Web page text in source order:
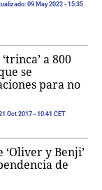
09 May 2022 - 15:35
a 800
se
para no
Oct 2017 - 10:41 CET
‘Oliver y Benji’
de